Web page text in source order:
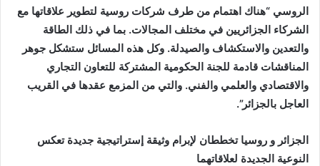
الروسي “هناك اهتمام من طرف شركات روسية لتطوير علاقاتها مع
الشركاء الجزائريين في مختلف المجالات. بما في ذلك الطاقة
والتعدين والاستكشاف والصيدلة. وكل هذه المسائل ستشكل جوهر
المناقشات قادمة للجنة الحكومية المشتركة للتعاون التجاري
والاقتصادي والعلمي والفني. والتي من المزمع عقدها في القريب
العاجل بالجزائر”.
الجزائر و روسيا تخططان لإبرام وثيقة إستراتيجية جديدة تعكس
النوعية الجديدة لعلاقاتهما